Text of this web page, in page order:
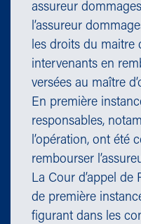
assureur
l’assureur
les droits du maitre
intervenants en
versées au maître
En première
responsables,
l’opération, ont été
rembourser
La Cour d’appel de
de première
figurant dans les